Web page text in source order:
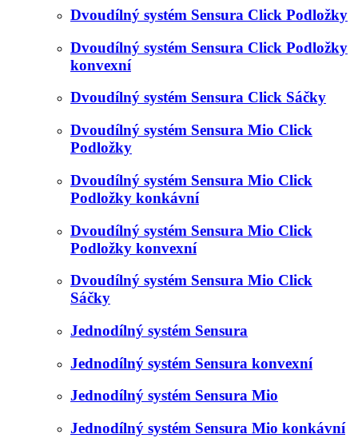
Dvoudílný systém Sensura Click Podložky
Dvoudílný systém Sensura Click Podložky
konvexní
Dvoudílný systém Sensura Click Sáčky
Dvoudílný systém Sensura Mio Click
Podložky
Dvoudílný systém Sensura Mio Click
Podložky konkávní
Dvoudílný systém Sensura Mio Click
Podložky konvexní
Dvoudílný systém Sensura Mio Click
Sáčky
Jednodílný systém Sensura
Jednodílný systém Sensura konvexní
Jednodílný systém Sensura Mio
Jednodílný systém Sensura Mio konkávní